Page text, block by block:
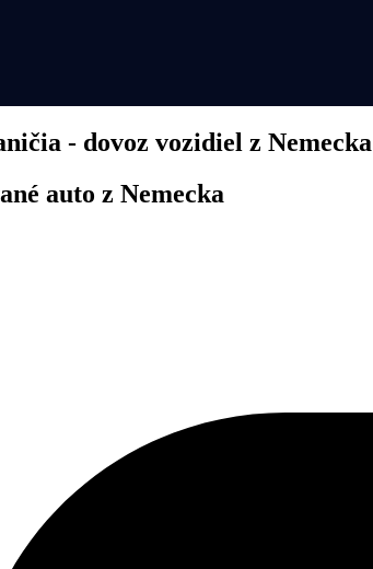
- dovoz vozidiel z Nemecka
auto z Nemecka